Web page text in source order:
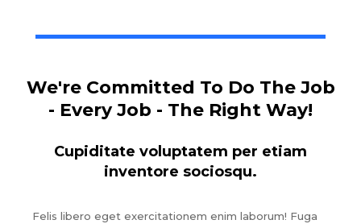
We're Committed To Do The Job
- Every Job - The Right Way!
Cupiditate voluptatem per etiam
inventore sociosqu.
Felis libero eget exercitationem enim laborum! Fuga